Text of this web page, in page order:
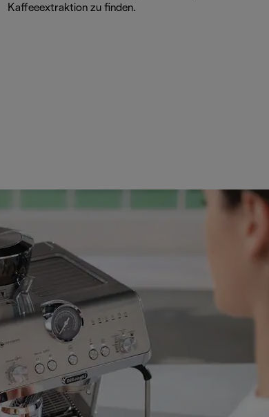
Kaffeeextraktion zu finden.